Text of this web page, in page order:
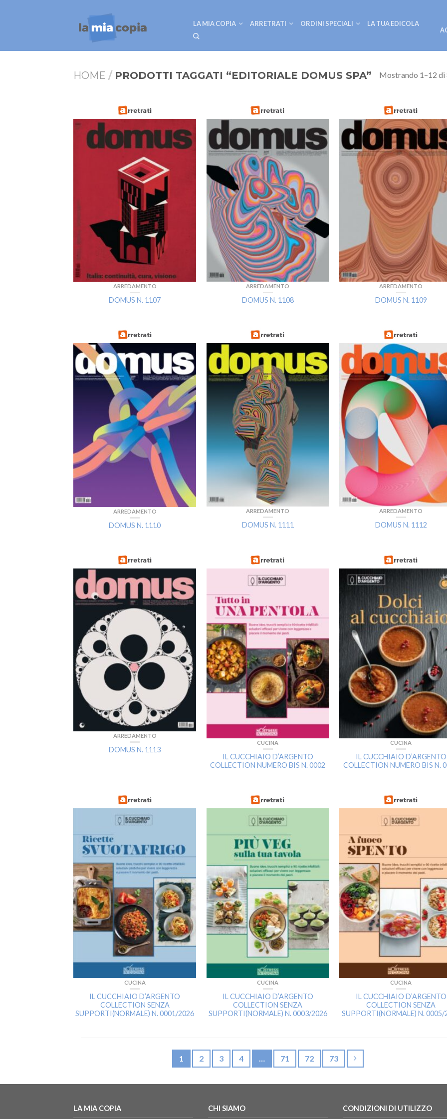
LA MIA COPIA ARRETRATI ORDINI SPECIALI
LA TUA EDICOLA
HOME / PRODOTTI TAGGATI “EDITORIALE DOMUS SPA” Mostrando 1–12
ARREDAMENTO
DOMUS N. 1107
ARREDAMENTO
DOMUS N. 1108
ARREDAMENTO
DOMUS N. 1109
ARREDAMENTO
DOMUS N. 1110
ARREDAMENTO
DOMUS N. 1111
ARREDAMENTO
DOMUS N. 1112
ARREDAMENTO
DOMUS N. 1113
CUCINA
IL CUCCHIAIO D’ARGENTO
COLLECTION NUMERO BIS N. 0002
CUCINA
IL CUCCHIAIO D’ARGENTO
COLLECTION NUMERO BIS N.
CUCINA
IL CUCCHIAIO D’ARGENTO
COLLECTION SENZA
SUPPORTI(NORMALE) N. 0001/2026
CUCINA
IL CUCCHIAIO D’ARGENTO
COLLECTION SENZA
SUPPORTI(NORMALE) N. 0003/2026
CUCINA
IL CUCCHIAIO D’ARGENTO
COLLECTION SENZA
SUPPORTI(NORMALE) N. 0005/
1 2 3 4 … 71 72 73
LA MIA COPIA CHI SIAMO CONDIZIONI DI UTILIZZO